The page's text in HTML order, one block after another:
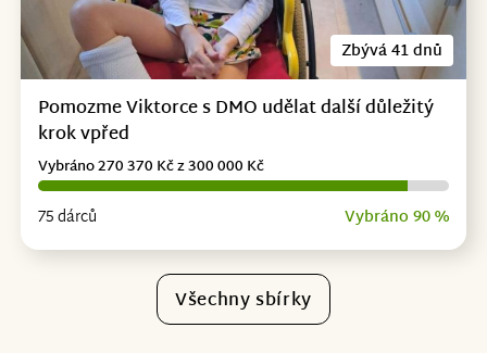
Zbývá 41 dnů
Pomozme Viktorce s DMO udělat další důležitý
krok vpřed
75 dárců Vybráno 90 %
Vybráno 270 370 Kč z 300 000 Kč
Všechny sbírky